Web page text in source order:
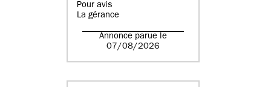
Pour avis
La gérance
Annonce parue le
07/08/2026